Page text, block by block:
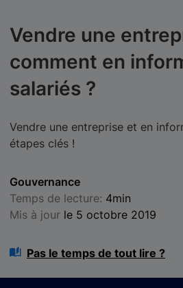
Vendre une
comment en
salariés ?
Vendre une entreprise et en
étapes clés !
Gouvernance
Temps de lecture: 4min
Mis à jour le 5 octobre 2019
Pas le temps de tout lire ?